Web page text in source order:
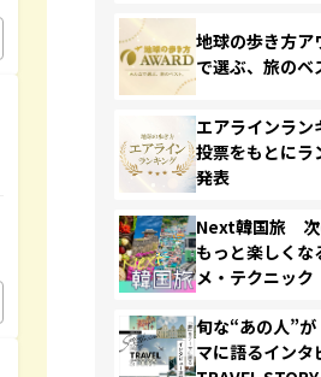
地球の歩き方
で選ぶ、旅のベ
エアラインラ
投票をもとにラ
発表
Next韓国旅 次
もっと楽しくな
メ・テクニック
旬な“あの人”
マに語るインタ